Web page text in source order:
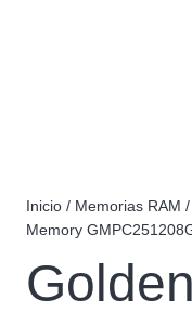
Inicio / Memorias RAM /
Memory